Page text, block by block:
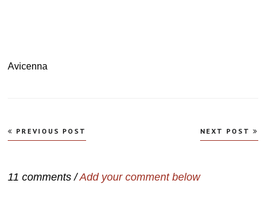
Avicenna
Navegação
de
PREVIOUS POST NEXT POST
11 comments /Add your comment below